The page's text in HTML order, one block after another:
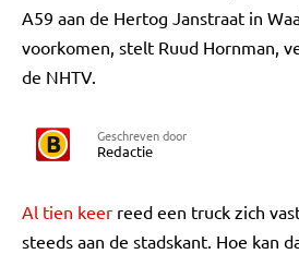
A59 aan de Hertog Janstraat in
voorkomen, stelt Ruud Hornman,
de NHTV.
Geschreven door
Redactie
Al tien keer reed een truck zich
steeds aan de stadskant. Hoe kan